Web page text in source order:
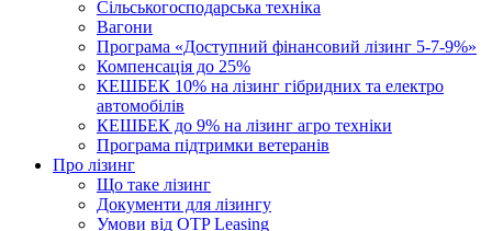
Cільськогосподарська техніка
Вагони
Програма «Доступний фінансовий лізинг 5-7-9%»
Компенсація до 25%
КЕШБЕК 10% на лізинг гібридних та електро
автомобілів
КЕШБЕК до 9% на лізинг агро техніки
Програма підтримки ветеранів
Про лізинг
Що таке лізинг
Документи для лізингу
Умови від OTP Leasing